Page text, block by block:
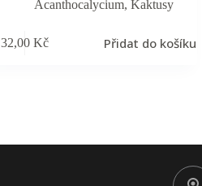
Acanthocalycium, Kaktusy
32,00 Kč Přidat do košíku